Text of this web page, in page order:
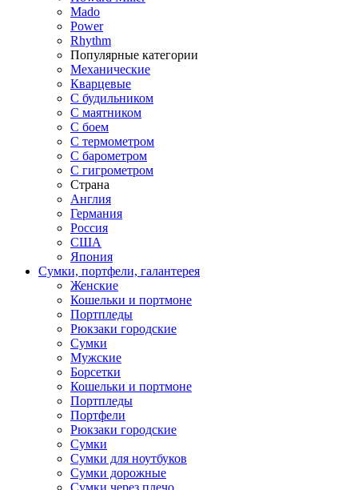
Mado
Power
Rhythm
Популярные категории
Механические
Кварцевые
С будильником
С маятником
С боем
С термометром
С барометром
С гигрометром
Страна
Англия
Германия
Россия
США
Япония
Сумки, портфели, галантерея
Женские
Кошельки и портмоне
Портпледы
Рюкзаки городские
Сумки
Мужские
Борсетки
Кошельки и портмоне
Портпледы
Портфели
Рюкзаки городские
Сумки
Сумки для ноутбуков
Сумки дорожные
Сумки через плечо